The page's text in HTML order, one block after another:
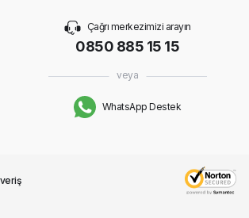
Çağrı merkezimizi arayın
0850 885 15 15
veya
WhatsApp Destek